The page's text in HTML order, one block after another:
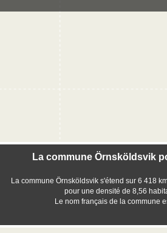
La commune Örnsköldsvik
La commune Örnsköldsvik s'étend sur 6 418
pour une densité de 8,56
Le nom français de la commune